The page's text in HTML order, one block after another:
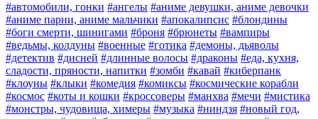
#автомобили, гонки #ангелы #аниме девушки, аниме девочки
#аниме парни, аниме мальчики #апокалипсис #блондины
#боги смерти, шинигами #броня #брюнеты #вампиры
#ведьмы, колдуны #военные #готика #демоны, дьяволы
#детектив #дисней #длинные волосы #драконы #еда, кухня,
сладости, пряности, напитки #зомби #кавай #киберпанк
#клоуны #клыки #комедия #комиксы #космические корабли
#космос #коты и кошки #кроссоверы #манхва #мечи #мистика
#монстры, чудовища, химеры #музыка #ниндзя #новый год,